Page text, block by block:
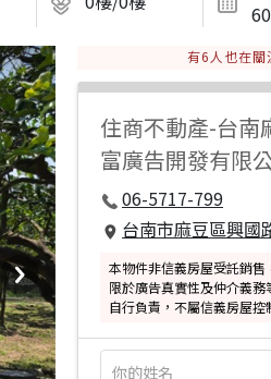
有6 人也在
住商不動產-台南
富廣告開發有限
06-5717-799
台南市麻豆區興國
本物件非信義房屋受託銷
限於廣告真實性及仲介義
自行負責，不屬信義房屋控